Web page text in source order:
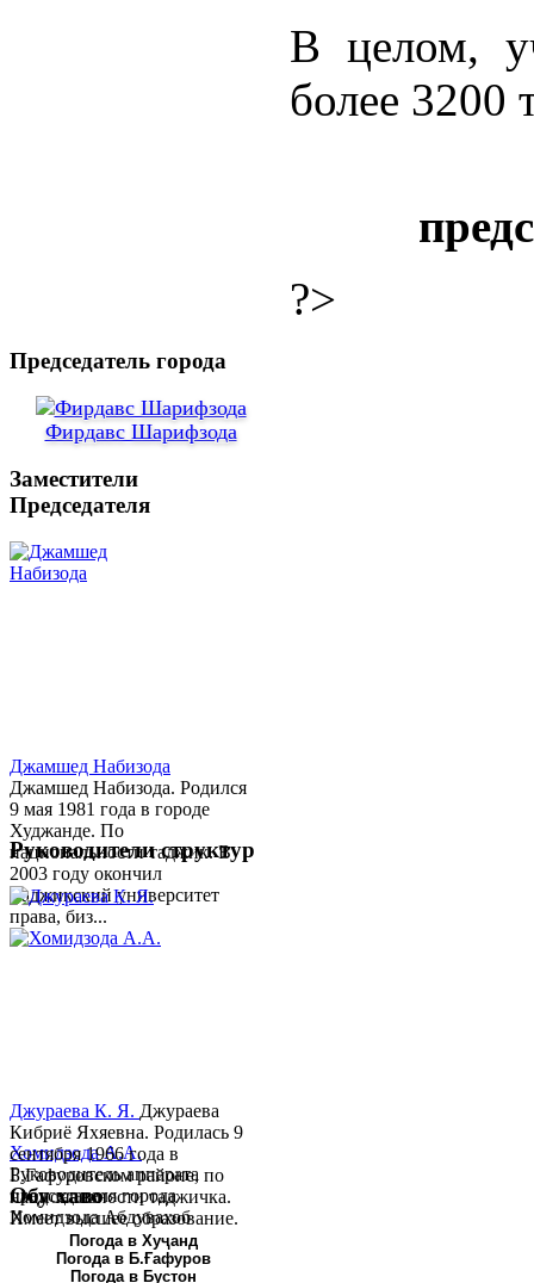
В целом,
более 3200
?>
Председатель города
Фирдавс Шарифзода
Заместители
Председателя
Джамшед Набизода
Джамшед Набизода. Родился
9 мая 1981 года в городе
Худжанде. По
национальности таджик. В
2003 году окончил
Таджикский университет
права, биз...
Хомидзода А.А.
Руководитель аппарата
председателя города
Хомидзода Абдувахоб
Абдумаджид родился 8
июня 1978 года в городе
Руководители структур
Джураева К. Я. Джураева
Кибриё Яхяевна. Родилась 9
сентября 1966 года в
Б.Гафуровском районе, по
национальности таджичка.
Имеет высшее образование.
В 1997 ...
Обу хаво
Погода в Хуҷанд
Погода в Б.Ғафуров
Погода в Бустон